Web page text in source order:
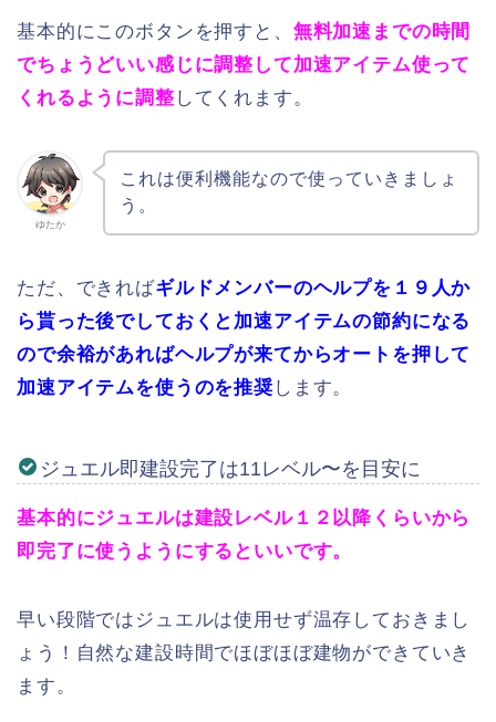
基本的にこのボタンを押すと、 無料加速までの時間
でちょうどいい感じに調整して加速アイテム使って
くれるように調整 してくれます。
ゆたか
これは便利機能なので使っていきましょ
う。
ただ、できればギルドメンバーのヘルプを１９人か
ら貰った後でしておくと加速アイテムの節約になる
ので余裕があればヘルプが来てからオートを押して
加速アイテムを使うのを推奨 します。
ジュエル即建設完了は11レベル〜を目安に
基本的にジュエルは建設レベル１２以降くらいから
即完了に使うようにするといいです。
早い段階ではジュエルは使用せず温存しておきまし
ょう！自然な建設時間でほぼほぼ建物ができていき
ます。